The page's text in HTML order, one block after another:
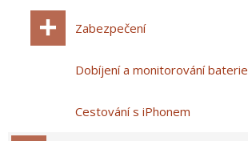
Zabezpečení
Dobíjení a monitorování baterie
Cestování s iPhonem